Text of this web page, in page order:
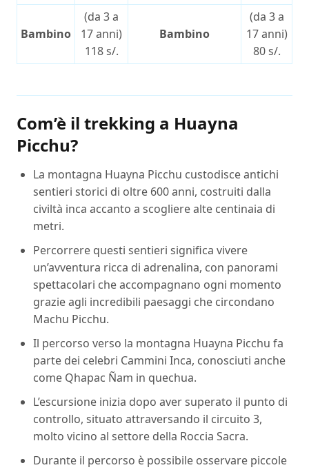
Bambino
(da 3 a
17 anni)
118 s/.
Bambino
(da 3 a
17 anni)
80 s/.
Com’è il trekking a Huayna
Picchu?
La montagna Huayna Picchu custodisce antichi
sentieri storici di oltre 600 anni, costruiti dalla
civiltà inca accanto a scogliere alte centinaia di
metri.
Percorrere questi sentieri significa vivere
un’avventura ricca di adrenalina, con panorami
spettacolari che accompagnano ogni momento
grazie agli incredibili paesaggi che circondano
Machu Picchu.
Il percorso verso la montagna Huayna Picchu fa
parte dei celebri Cammini Inca, conosciuti anche
come Qhapac Ñam in quechua.
L’escursione inizia dopo aver superato il punto di
controllo, situato attraversando il circuito 3,
molto vicino al settore della Roccia Sacra.
Durante il percorso è possibile osservare piccole